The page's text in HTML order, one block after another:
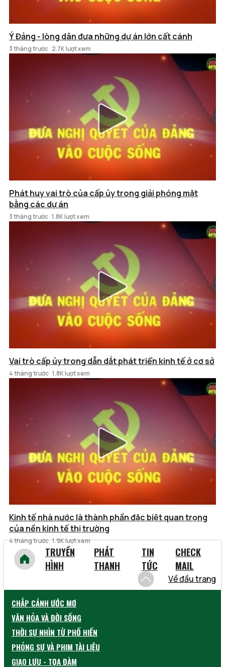
Ý Đảng - lòng dân đưa những dự án lớn cất cánh
3 tháng trước 2.7K lượt xem
Phát huy vai trò của cấp ủy trong giải phóng mặt
bằng các dự án
3 tháng trước 1.8K lượt xem
Vai trò cấp ủy trong dẫn dắt phát triển kinh tế ở cơ sở
4 tháng trước 1.8K lượt xem
Kinh tế nhà nước là thành phần đặc biệt quan trọng
của nền kinh tế thị trường
4 tháng trước 1.9K lượt xem
TRUYỀN
HÌNH
PHÁT
THANH
TIN
TỨC
CHECK
MAIL
Về đầu trang
CHẮP CÁNH ƯỚC MƠ
VĂN HÓA VÀ ĐỜI SỐNG
THỜI SỰ NHÌN TỪ PHỐ HIẾN
PHÓNG SỰ VÀ PHIM TÀI LIỆU
GIAO LƯU - TỌA ĐÀM